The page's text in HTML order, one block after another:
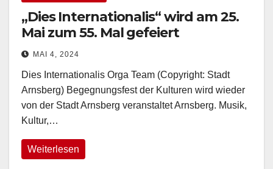
„Dies Internationalis“ wird am 25.
Mai zum 55. Mal gefeiert
MAI 4, 2024
Dies Internationalis Orga Team (Copyright: Stadt
Arnsberg) Begegnungsfest der Kulturen wird wieder
von der Stadt Arnsberg veranstaltet Arnsberg. Musik,
Kultur,…
Weiterlesen